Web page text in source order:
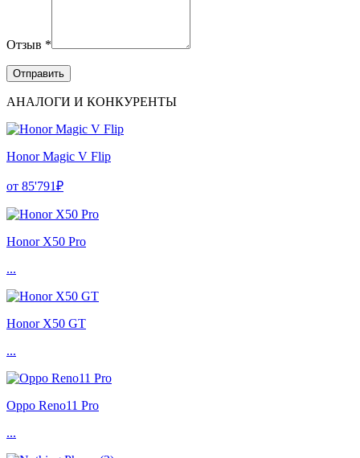
Отзыв *
АНАЛОГИ И КОНКУРЕНТЫ
Honor Magic V Flip
от 85'791₽
Honor X50 Pro
...
Honor X50 GT
...
Oppo Reno11 Pro
...